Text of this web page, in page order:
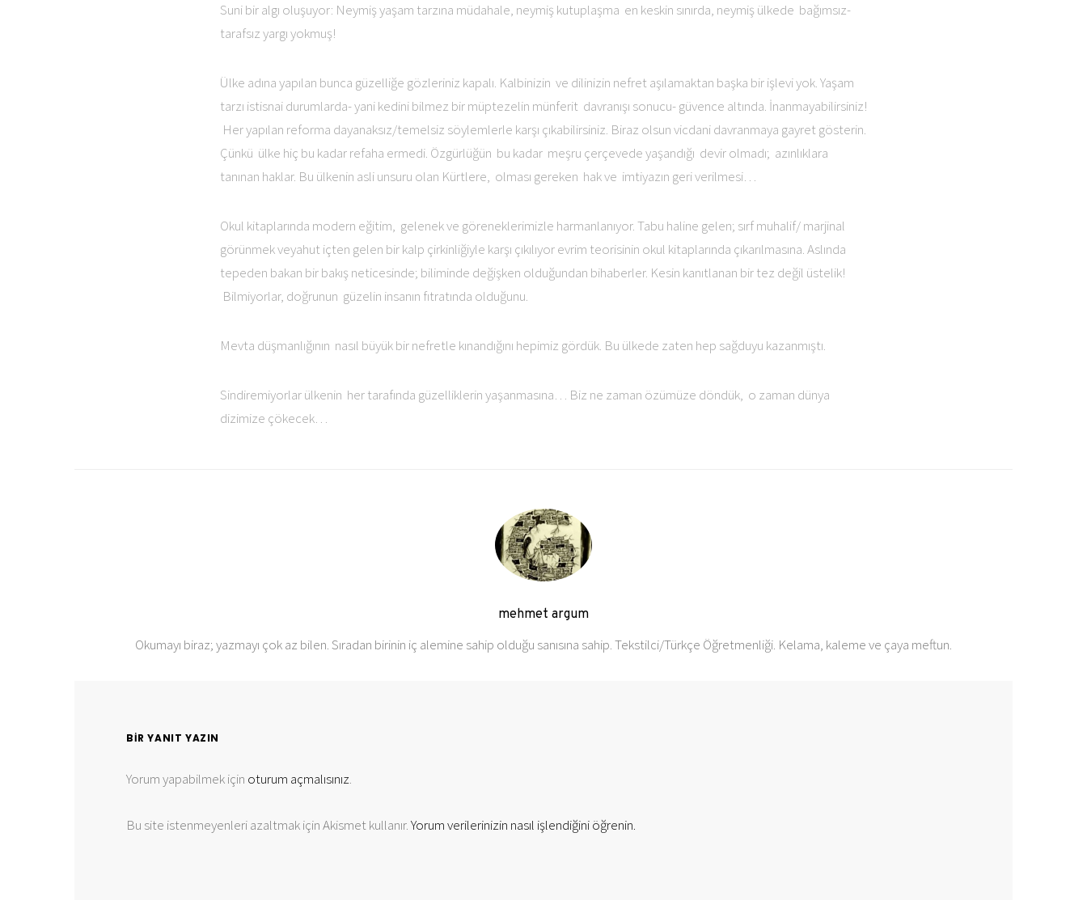
Suni bir algı oluşuyor: Neymiş yaşam tarzına müdahale, neymiş kutuplaşma en keskin sınırda, neymiş ülkede bağımsız-
tarafsız yargı yokmuş!
Ülke adına yapılan bunca güzelliğe gözleriniz kapalı. Kalbinizin ve dilinizin nefret aşılamaktan başka bir işlevi yok. Yaşam
tarzı istisnai durumlarda- yani kedini bilmez bir müptezelin münferit davranışı sonucu- güvence altında. İnanmayabilirsiniz!
Her yapılan reforma dayanaksız/temelsiz söylemlerle karşı çıkabilirsiniz. Biraz olsun vicdani davranmaya gayret gösterin.
Çünkü ülke hiç bu kadar refaha ermedi. Özgürlüğün bu kadar meşru çerçevede yaşandığı devir olmadı; azınlıklara
tanınan haklar. Bu ülkenin asli unsuru olan Kürtlere, olması gereken hak ve imtiyazın geri verilmesi…
Okul kitaplarında modern eğitim, gelenek ve göreneklerimizle harmanlanıyor. Tabu haline gelen; sırf muhalif/ marjinal
görünmek veyahut içten gelen bir kalp çirkinliğiyle karşı çıkılıyor evrim teorisinin okul kitaplarında çıkarılmasına. Aslında
tepeden bakan bir bakış neticesinde; biliminde değişken olduğundan bihaberler. Kesin kanıtlanan bir tez değil üstelik!
Bilmiyorlar, doğrunun güzelin insanın fıtratında olduğunu.
Mevta düşmanlığının nasıl büyük bir nefretle kınandığını hepimiz gördük. Bu ülkede zaten hep sağduyu kazanmıştı.
Sindiremiyorlar ülkenin her tarafında güzelliklerin yaşanmasına… Biz ne zaman özümüze döndük, o zaman dünya
dizimize çökecek…
mehmet argum
Okumayı biraz; yazmayı çok az bilen. Sıradan birinin iç alemine sahip olduğu sanısına sahip. Tekstilci/Türkçe Öğretmenliği. Kelama, kaleme ve çaya meftun.
BIR YANIT YAZIN
Yorum yapabilmek için oturum açmalısınız.
Bu site istenmeyenleri azaltmak için Akismet kullanır.Yorum verilerinizin nasıl işlendiğini öğrenin.